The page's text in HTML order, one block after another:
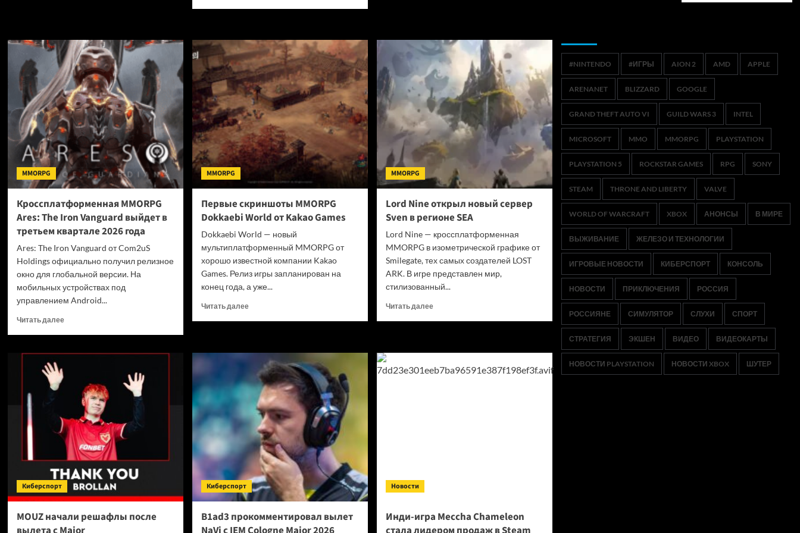
EverQuest
с
подпиской
доступно
для
предзаказа
MMORPG
AION
2
добавило
новый
PvP-
режим,
единую
подписку
и
коллаборацию
с
fromis_9
City
Car
Driving
2.0
вышел
в
раннем
доступе
MMORPG
Кроссплатформенная MMORPG
Ares: The Iron Vanguard выйдет в
третьем квартале 2026 года
Ares: The Iron Vanguard от Com2uS
Holdings официально получил релизное
окно для глобальной версии. На
мобильных устройствах под
управлением Android...
Читать далееПрочитать
Кроссплатформенная
Ares:
Vanguard
выйдет
в
третьем
квартале
года
MMORPG
Первые скриншоты MMORPG
Dokkaebi World от Kakao Games
Dokkaebi World — новый
мультиплатформенный MMORPG от
хорошо известной компании Kakao
Games. Релиз игры запланирован на
конец года, а уже...
Читать далееПрочитать
MMORPG
Dokkaebi
World
Kakao
Games
MMORPG
Lord Nine открыл новый сервер
Sven в регионе SEA
Lord Nine — кроссплатформенная
MMORPG в изометрической графике от
Smilegate, тех самых создателей LOST
ARK. В игре представлен мир,
стилизованный...
Читать далееПрочитать
новый
Киберспорт
MOUZ начали решафлы после
Киберспорт
B1ad3 прокомментировал вылет
Новости
Инди-игра Meccha Chameleon
#NINTENDO #ИГРЫ AION 2 AMD APPLE
ARENANET BLIZZARD GOOGLE
GRAND THEFT AUTO VI GUILD WARS 3 INTEL
MICROSOFT MMO MMORPG PLAYSTATION
PLAYSTATION 5 ROCKSTAR GAMES RPG SONY
STEAM THRONE AND LIBERTY VALVE
WORLD OF WARCRAFT XBOX АНОНСЫ В МИРЕ
ВЫЖИВАНИЕ ЖЕЛЕЗО И ТЕХНОЛОГИИ
ИГРОВЫЕ НОВОСТИ КИБЕРСПОРТ КОНСОЛЬ
НОВОСТИ ПРИКЛЮЧЕНИЯ РОССИЯ
РОССИЯНЕ СИМУЛЯТОР СЛУХИ СПОРТ
СТРАТЕГИЯ ЭКШЕН ВИДЕО ВИДЕОКАРТЫ
НОВОСТИ PLAYSTATION НОВОСТИ XBOX ШУТЕР